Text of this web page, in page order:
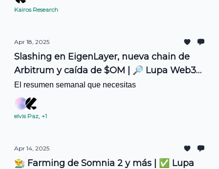
Kairos Research
Apr 18, 2025
Slashing en EigenLayer, nueva chain de
Arbitrum y caída de $OM | 🔎 Lupa Web3
#16
El resumen semanal que necesitas
elvis Paz, +1
Apr 14, 2025
👨‍🌾 Farming de Somnia 2 y más | ✅ Lupa